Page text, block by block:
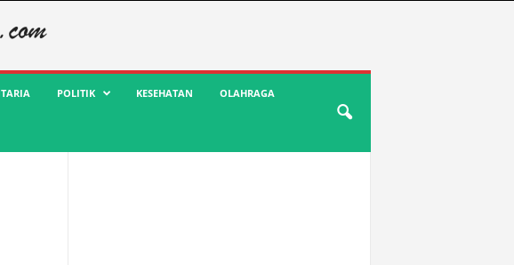
POLITIK KESEHATAN OLAHRAGA